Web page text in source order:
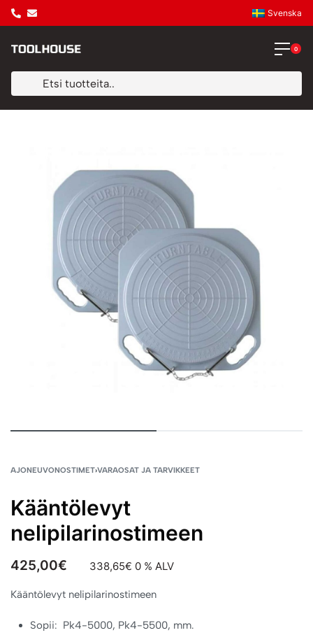
Svenska
0
AJONEUVONOSTIMET›VARAOSAT JA TARVIKKEET
Kääntölevyt
nelipilarinostimeen
425,00€ 338,65€ 0 % ALV
Kääntölevyt nelipilarinostimeen
Sopii: Pk4-5000, Pk4-5500, mm.